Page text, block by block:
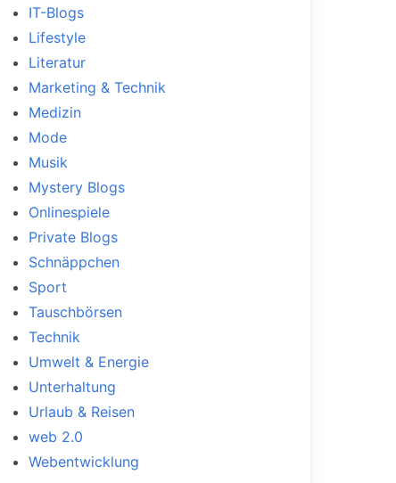
IT-Blogs
Lifestyle
Literatur
Marketing & Technik
Medizin
Mode
Musik
Mystery Blogs
Onlinespiele
Private Blogs
Schnäppchen
Sport
Tauschbörsen
Technik
Umwelt & Energie
Unterhaltung
Urlaub & Reisen
web 2.0
Webentwicklung